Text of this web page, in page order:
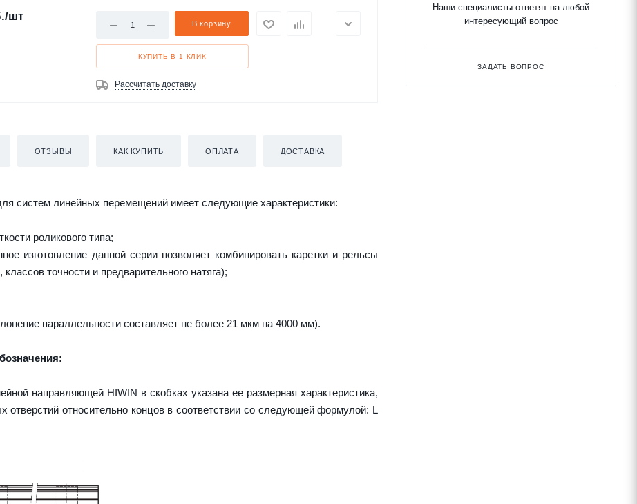
/шт
В корзину
КУПИТЬ В 1 КЛИК
Рассчитать доставку
ОТЗЫВЫ КАК КУПИТЬ ОПЛАТА ДОСТАВКА
систем линейных перемещений имеет следующие характеристики:
роликового типа;
изготовление данной серии позволяет комбинировать каретки и рельсы
точности и предварительного натяга);
параллельности составляет не более 21 мкм на 4000 мм).
направляющей HIWIN в скобках указана ее размерная характеристика,
относительно концов в соответствии со следующей формулой: L
Наши специалисты ответят на любой
интересующий вопрос
ЗАДАТЬ ВОПРОС